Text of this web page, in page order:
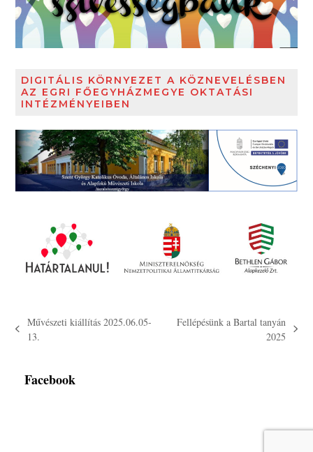
DIGITÁLIS KÖRNYEZET A KÖZNEVELÉSBEN
AZ EGRI FŐEGYHÁZMEGYE OKTATÁSI
INTÉZMÉNYEIBEN
previous
Művészeti kiállítás 2025.06.05-
13.
Fellépésünk a Bartal tanyán
2025
Facebook